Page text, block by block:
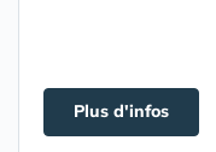
Plus d'infos